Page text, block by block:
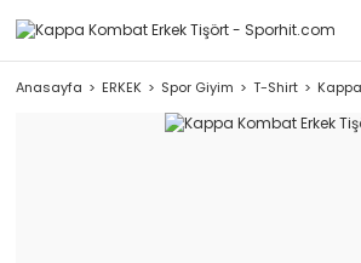
Anasayfa ERKEK Spor Giyim T-Shirt